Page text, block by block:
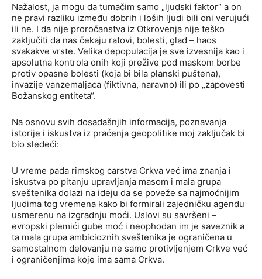
Nažalost, ja mogu da tumačim samo „ljudski faktor“ a on
ne pravi razliku između dobrih i loših ljudi bili oni verujući
ili ne. I da nije proročanstva iz Otkrovenja nije teško
zaključiti da nas čekaju ratovi, bolesti, glad – haos
svakakve vrste. Velika depopulacija je sve izvesnija kao i
apsolutna kontrola onih koji prežive pod maskom borbe
protiv opasne bolesti (koja bi bila planski puštena),
invazije vanzemaljaca (fiktivna, naravno) ili po „zapovesti
Božanskog entiteta“.
Na osnovu svih dosadašnjih informacija, poznavanja
istorije i iskustva iz praćenja geopolitike moj zaključak bi
bio sledeći:
U vreme pada rimskog carstva Crkva već ima znanja i
iskustva po pitanju upravljanja masom i mala grupa
sveštenika dolazi na ideju da se poveže sa najmoćnijim
ljudima tog vremena kako bi formirali zajedničku agendu
usmerenu na izgradnju moći. Uslovi su savršeni –
evropski plemići gube moć i neophodan im je saveznik a
ta mala grupa ambicioznih sveštenika je ograničena u
samostalnom delovanju ne samo protivljenjem Crkve već
i ograničenjima koje ima sama Crkva.